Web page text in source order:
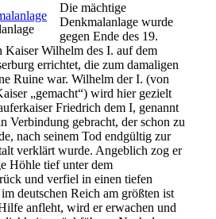
Die mächtige
Denkmalanlage wurde
gegen Ende des 19.
Kaiser Wilhelm des I. auf dem
errichtet, die zum damaligen
Ruine war. Wilhelm der I. (von
„gemacht“) wird hier gezielt
Friedrich dem I, genannt
Verbindung gebracht, der schon zu
nach seinem Tod endgültig zur
verklärt wurde. Angeblich zog er
Höhle tief unter dem
und verfiel in einen tiefen
deutschen Reich am größten ist
anfleht, wird er erwachen und